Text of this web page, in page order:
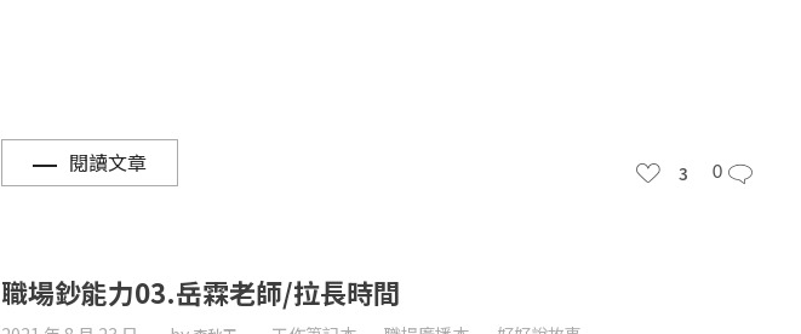
閱讀文章 3 0
職場鈔能力03.岳霖老師/拉長時間